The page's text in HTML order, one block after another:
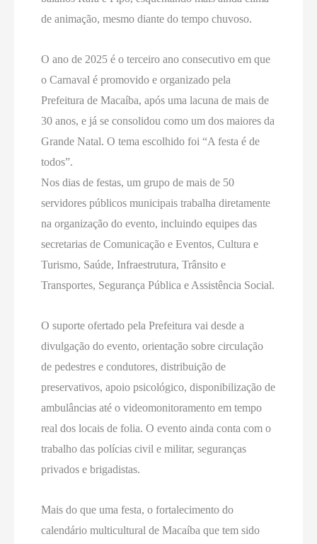
de animação, mesmo diante do tempo chuvoso.
O ano de 2025 é o terceiro ano consecutivo em que
o Carnaval é promovido e organizado pela
Prefeitura de Macaíba, após uma lacuna de mais de
30 anos, e já se consolidou como um dos maiores da
Grande Natal. O tema escolhido foi “A festa é de
todos”.
Nos dias de festas, um grupo de mais de 50
servidores públicos municipais trabalha diretamente
na organização do evento, incluindo equipes das
secretarias de Comunicação e Eventos, Cultura e
Turismo, Saúde, Infraestrutura, Trânsito e
Transportes, Segurança Pública e Assistência Social.
O suporte ofertado pela Prefeitura vai desde a
divulgação do evento, orientação sobre circulação
de pedestres e condutores, distribuição de
preservativos, apoio psicológico, disponibilização de
ambulâncias até o videomonitoramento em tempo
real dos locais de folia. O evento ainda conta com o
trabalho das polícias civil e militar, seguranças
privados e brigadistas.
Mais do que uma festa, o fortalecimento do
calendário multicultural de Macaíba que tem sido